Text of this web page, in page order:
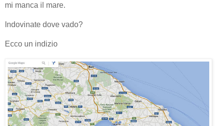
mi manca il mare.
Indovinate dove vado?
Ecco un indizio